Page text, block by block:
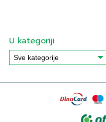
U kategoriji